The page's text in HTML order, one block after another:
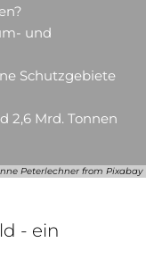
Peterlechner from Pixabay
und
Schutzgebiete
2,6 Mrd. Tonnen
- ein